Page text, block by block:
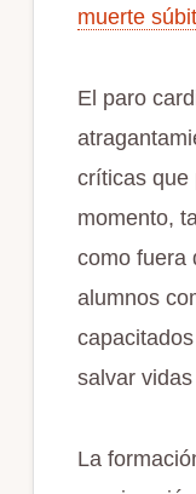
muerte
El paro
críticas que
momento,
como fuera
alumnos
salvar
La